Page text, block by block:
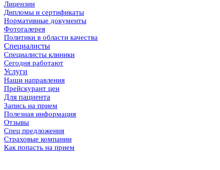
Лицензии
Дипломы и сертификаты
Нормативные документы
Фотогалерея
Политики в области качества
Специалисты
Специалисты клиники
Сегодня работают
Услуги
Наши направления
Прейскурант цен
Для пациента
Запись на прием
Полезная информация
Отзывы
Спец предложения
Страховые компании
Как попасть на прием